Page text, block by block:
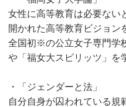
女性に高等教育は必要ない
開かれた高等教育ビジョン
全国初※の公立女子専門学
や「福女大スピリッツ」を
・「ジェンダーと法」
自分自身が囚われている規